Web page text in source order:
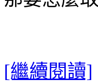
[繼續閱讀]